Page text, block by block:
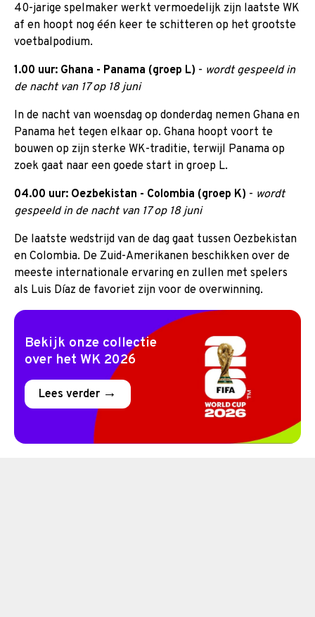
40-jarige spelmaker werkt vermoedelijk zijn laatste WK
af en hoopt nog één keer te schitteren op het grootste
voetbalpodium.
1.00 uur: Ghana - Panama (groep L) - wordt gespeeld in
de nacht van 17 op 18 juni
In de nacht van woensdag op donderdag nemen Ghana en
Panama het tegen elkaar op. Ghana hoopt voort te
bouwen op zijn sterke WK-traditie, terwijl Panama op
zoek gaat naar een goede start in groep L.
04.00 uur: Oezbekistan - Colombia (groep K) - wordt
gespeeld in de nacht van 17 op 18 juni
De laatste wedstrijd van de dag gaat tussen Oezbekistan
en Colombia. De Zuid-Amerikanen beschikken over de
meeste internationale ervaring en zullen met spelers
als Luis Díaz de favoriet zijn voor de overwinning.
Bekijk onze collectie
over het WK 2026
Lees verder